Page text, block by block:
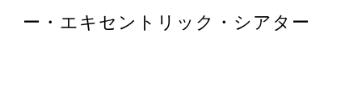
ー・エキセントリック・シアター